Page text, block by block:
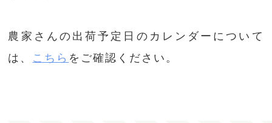
農家さんの出荷予定日のカレンダーについて
は、 こちら をご確認ください。